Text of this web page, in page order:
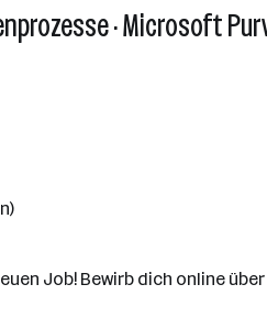
· Microsoft
Job! Bewirb dich online